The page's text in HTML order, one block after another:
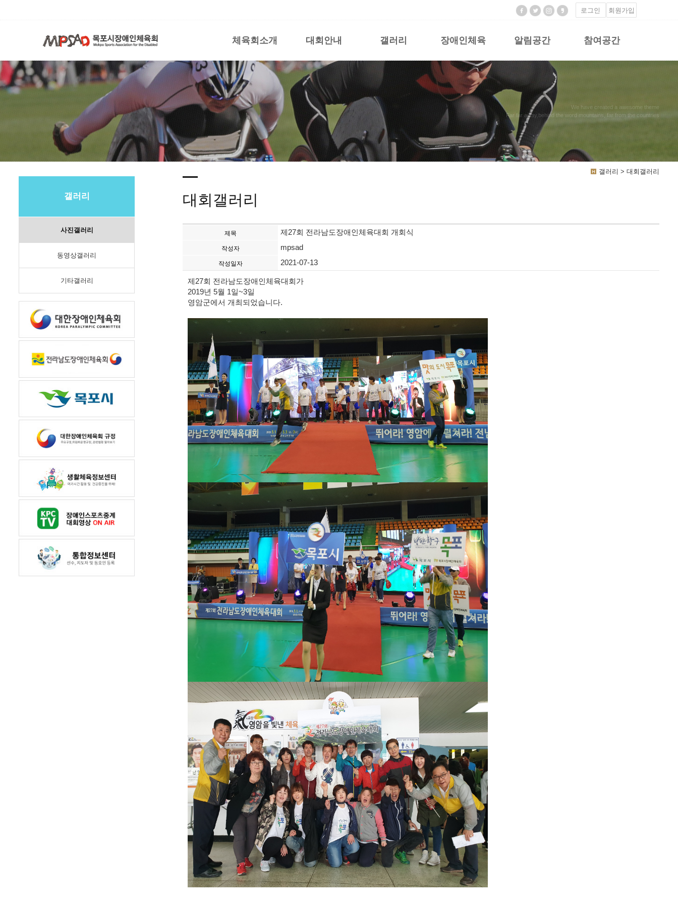
로그인 회원가입
체육회소개 대회안내 갤러리 장애인체육 알림공간 참여공간
We have created a awesome theme
Far far away,behind the word mountains, far from the countries
갤러리 > 대회갤러리
갤러리
사진갤러리
동영상갤러리
기타갤러리
대회갤러리
제목 제27회 전라남도장애인체육대회 개회식
작성자 mpsad
작성일자 2021-07-13
제27회 전라남도장애인체육대회가
2019년 5월 1일~3일
영암군에서 개최되었습니다.